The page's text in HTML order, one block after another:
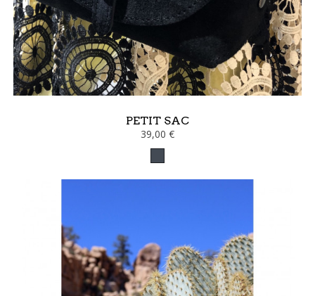
PETIT SAC
39,00 €